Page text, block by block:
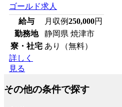
ゴールド求人
給与
月収例250,000円
勤務地
静岡県 焼津市
寮・社宅 あり（無料）
詳しく
見る
その他の条件で探す